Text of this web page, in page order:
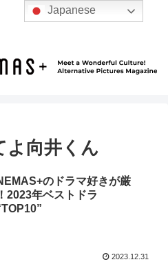
よ向井くん
のドラマ好きが厳
2023年ベストドラ
2023.12.31
Japanese